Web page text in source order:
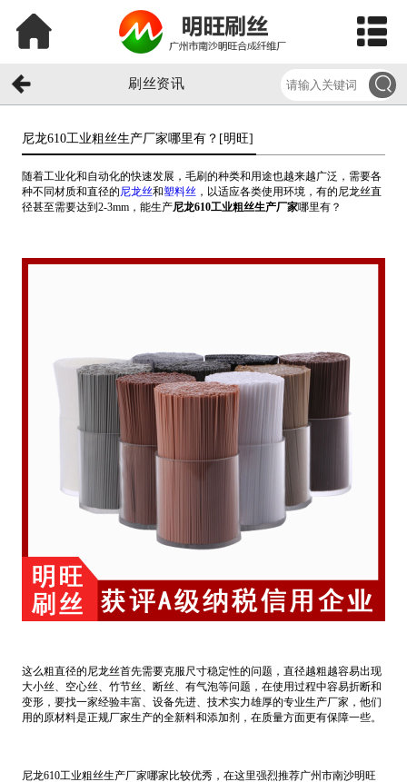
刷丝资讯
尼龙610工业粗丝生产厂家哪里有？[明旺]​
随着工业化和自动化的快速发展，毛刷的种类和用途也越来越广泛，需要各
种不同材质和直径的尼龙丝和塑料丝 ，以适应各类使用环境，有的尼龙丝直
径甚至需要达到2-3mm，能生产尼龙610工业粗丝生产厂家哪里有？
这么粗直径的尼龙丝首先需要克服尺寸稳定性的问题，直径越粗越容易出现
大小丝、空心丝、竹节丝、断丝、有气泡等问题，在使用过程中容易折断和
变形，要找一家经验丰富、设备先进、技术实力雄厚的专业生产厂家，他们
用的原材料是正规厂家生产的全新料和添加剂，在质量方面更有保障一些。
尼龙610工业粗丝生产厂家哪家比较优秀，在这里强烈推荐广州市南沙明旺